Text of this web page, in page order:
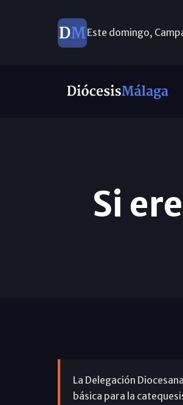
Este domingo,
Si
La Delegación
básica para la